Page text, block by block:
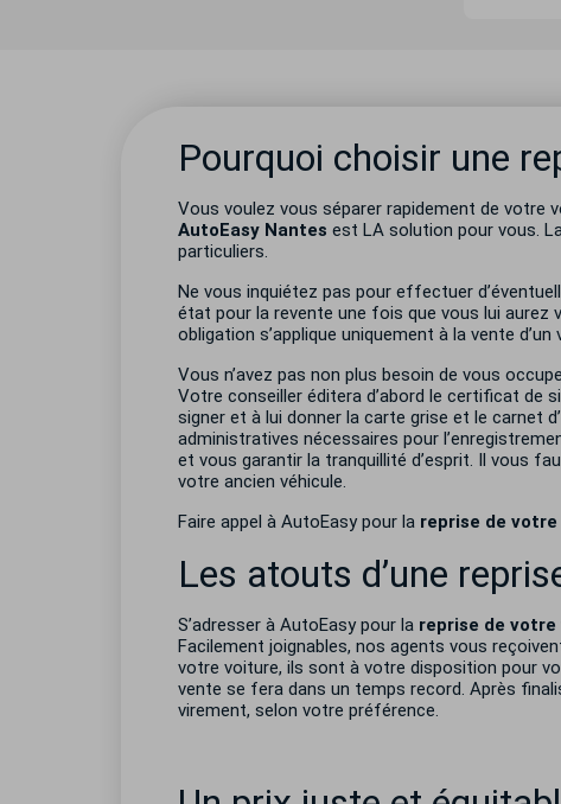
Pourquoi choisir une
Vous voulez vous séparer rapidement de votre
AutoEasy Nantes est LA solution pour vous.
particuliers.
Ne vous inquiétez pas pour effectuer
état pour la revente une fois que vous lui aurez
obligation s’applique uniquement à la vente
Vous n’avez pas non plus besoin de vous
Votre conseiller éditera d’abord le certificat de
signer et à lui donner la carte grise et le carnet
administratives nécessaires pour
et vous garantir la tranquillité d’esprit. Il vous
votre ancien véhicule.
Faire appel à AutoEasy pour la reprise de
Les atouts d’une
S’adresser à AutoEasy pour la reprise de
Facilement joignables, nos agents vous
votre voiture, ils sont à votre disposition pour
vente se fera dans un temps record. Après
virement, selon votre préférence.